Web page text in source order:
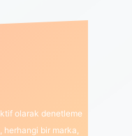
olarak denetleme
herhangi bir marka,